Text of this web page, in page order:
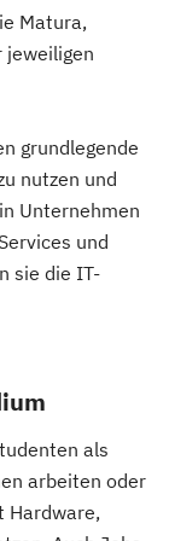
-
Matura,
jeweiligen
grundlegende
nutzen und
Unternehmen
und
sie die IT-
als
arbeiten oder
Hardware,